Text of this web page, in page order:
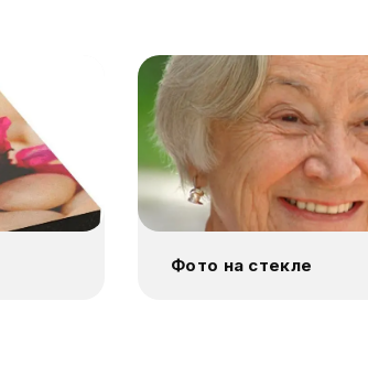
Фото на стекле